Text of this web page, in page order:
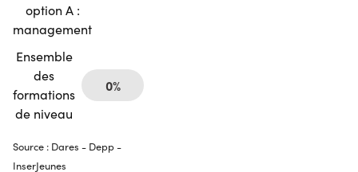
option A :
management
Ensemble
des
formations
de niveau
0%
Source : Dares - Depp -
InserJeunes